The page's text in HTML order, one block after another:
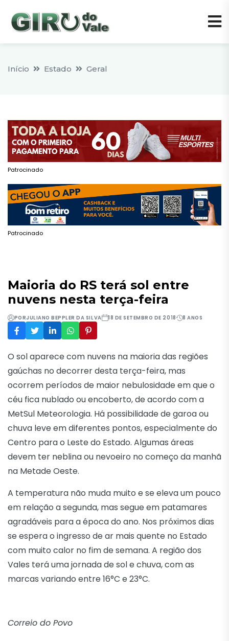
Início Estado Geral
Patrocinado
Patrocinado
Maioria do RS terá sol entre
nuvens nesta terça-feira
PORJULIANO BEPPLER DA SILVA 18 DE SETEMBRO DE 2018 8 ANOS
O sol aparece com nuvens na maioria das regiões
gaúchas no decorrer desta terça-feira, mas
ocorrem períodos de maior nebulosidade em que o
céu fica nublado ou encoberto, de acordo com a
MetSul Meteorologia. Há possibilidade de garoa ou
chuva leve em diferentes pontos, especialmente do
Centro para o Leste do Estado. Algumas áreas
devem ter neblina ou nevoeiro no começo da manhã
na Metade Oeste.
A temperatura não muda muito e se eleva um pouco
em relação a segunda, mas segue em patamares
agradáveis para a época do ano. Nos próximos dias
se espera o ingresso de ar mais quente no Estado
com muito calor no fim de semana. A região dos
Vales terá uma jornada de sol e chuva, com as
marcas variando entre 16°C e 23°C.
Correio do Povo